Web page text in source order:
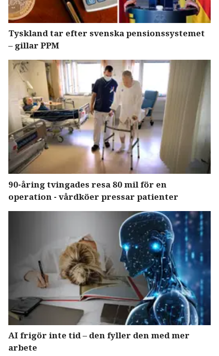
Tyskland tar efter svenska pensionssystemet
– gillar PPM
90-åring tvingades resa 80 mil för en
operation - vårdköer pressar patienter
AI frigör inte tid – den fyller den med mer
arbete